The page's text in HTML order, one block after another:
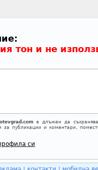
тон и не
е длъжен да
за публикации и коментари,
си